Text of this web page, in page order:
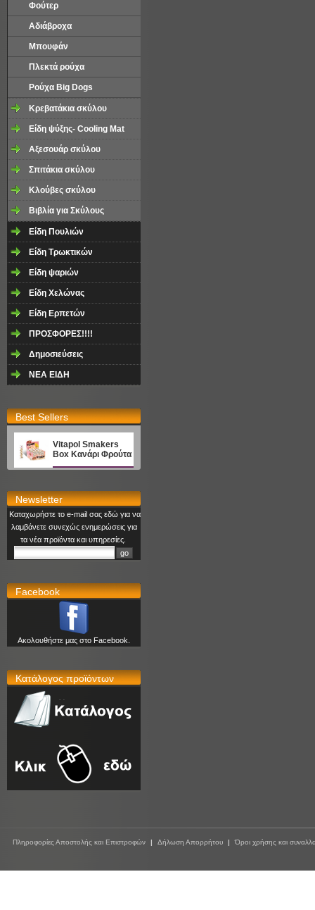
Φούτερ
Αδιάβροχα
Μπουφάν
Πλεκτά ρούχα
Ρούχα Big Dogs
Κρεβατάκια σκύλου
Είδη ψύξης- Cooling Mat
Αξεσουάρ σκύλου
Σπιτάκια σκύλου
Κλούβες σκύλου
Βιβλία για Σκύλους
Είδη Πουλιών
Είδη Τρωκτικών
Είδη ψαριών
Είδη Χελώνας
Είδη Ερπετών
ΠΡΟΣΦΟΡΕΣ!!!!
Δημοσιεύσεις
NEA EΙΔΗ
Best Sellers
Vitapol Smakers
Box Κανάρι Φρούτα
Newsletter
Καταχωρήστε το e-mail σας εδώ για να
λαμβάνετε συνεχώς ενημερώσεις για
τα νέα προϊόντα και υπηρεσίες.
Facebook
Ακολουθήστε μας στο Facebook.
Κατάλογος προϊόντων
Πληροφορίες Αποστολής και Επιστροφών | Δήλωση Απορρήτου | Όροι χρήσης και